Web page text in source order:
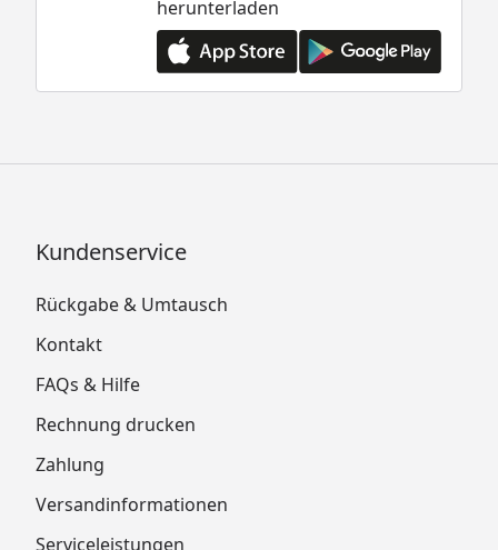
herunterladen
Kundenservice
Rückgabe & Umtausch
Kontakt
FAQs & Hilfe
Rechnung drucken
Zahlung
Versandinformationen
Serviceleistungen